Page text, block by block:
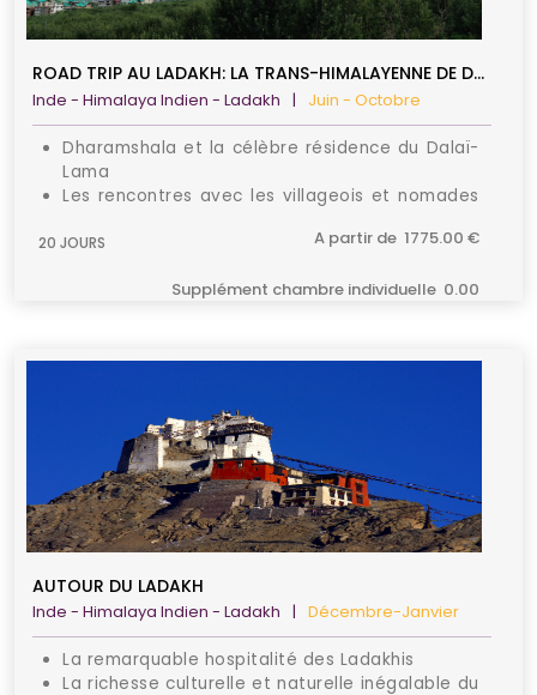
ROAD TRIP AU LADAKH: LA TRANS-HIMALAYENNE DE DHARAMSALA AU PETIT TIBET
Inde - Himalaya Indien - Ladakh | Juin - Octobre
Dharamshala et la célèbre résidence du Dalaï-
Lama
Les rencontres avec les villageois et nomades
Les monastères et paysages époustouflants
20 JOURS A partir de 1775.00 €
Supplément chambre individuelle 0.00
AUTOUR DU LADAKH
Inde - Himalaya Indien - Ladakh | Décembre-Janvier
La remarquable hospitalité des Ladakhis
La richesse culturelle et naturelle inégalable du